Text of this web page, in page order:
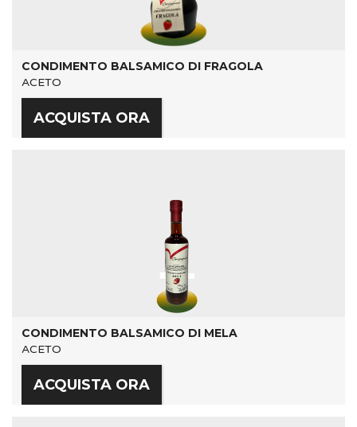
CONDIMENTO BALSAMICO DI FRAGOLA
ACETO
ACQUISTA ORA
CONDIMENTO BALSAMICO DI MELA
ACETO
ACQUISTA ORA